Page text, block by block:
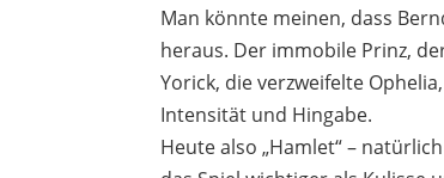
Man könnte meinen, dass
heraus. Der immobile Prinz,
Yorick, die verzweifelte
Intensität und Hingabe.
Heute also „Hamlet“ –